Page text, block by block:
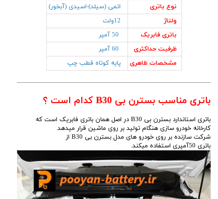
نوع باتری
اتمی (سیلد)-اسیدی (آبخور)
ولتاژ
باتری فابریک
ظرفیت حداکثری
مشخصات ظاهری
پایه کوتاه قطب چپ
باتری مناسب بسترن بی B30 کدام است ؟
باتری استاندارد بسترن بی B30 در اصل همان باتری فابریک است که
کارخانه خودرو سازی هنگام تولید بر روی ماشین قرار میدهد
شرکت سازنده بر روی خودرو های مدل بسترن بی B30 از
باتری 50آمپری استفاده میکند.